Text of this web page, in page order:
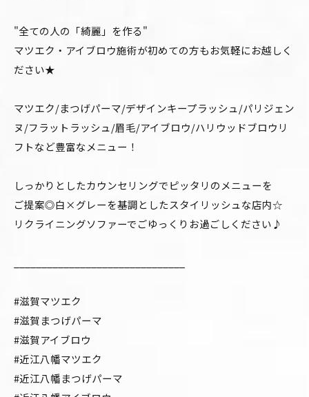
"全ての人の「綺麗」を作る"
マツエク・アイブロウ施術が初めての方もお気軽にお越しく
ださい★
マツエク/まつげパーマ/デザインキープラッシュ/パリジェン
ヌ/フラットラッシュ/眉毛/アイブロウ/ハリウッドブロウリ
フトなど豊富なメニュー！
しっかりとしたカウンセリングでピッタリのメニューを
ご提案◎白×グレーを基調としたスタイリッシュな店内☆
リクライニングソファーでごゆっくりお過ごしください♪
#滋賀マツエク
#滋賀まつげパーマ
#滋賀アイブロウ
#近江八幡マツエク
#近江八幡まつげパーマ